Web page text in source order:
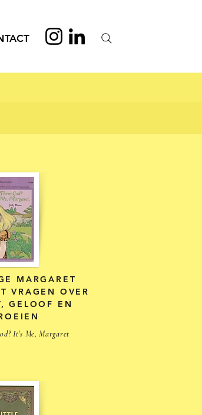
MARGARET
VRAGEN OVER
GELOOF EN
It's Me, Margaret